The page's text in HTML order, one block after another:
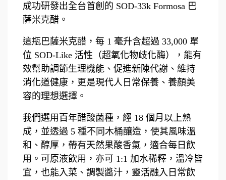
成功研發出全台首創的 SOD-33k Formosa 巴
薩米克醋。
這瓶巴薩米克醋，每 1 毫升含超過 33,000 單
位 SOD-Like 活性（超氧化物歧化酶），能有
效幫助調節生理機能、促進新陳代謝、維持
消化道健康，更是現代人日常保養、養顏美
容的理想選擇。
我們選用百年醋酸菌種，經 18 個月以上熟
成，並透過 5 種不同木桶釀造，使其風味溫
和、醇厚，帶有天然果酸香氣，適合每日飲
用。可原液飲用，亦可 1:1 加水稀釋，溫冷皆
宜，也能入菜、調製醬汁，靈活融入日常飲